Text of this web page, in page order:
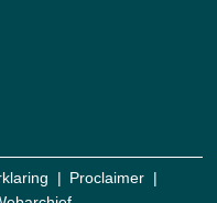
Proclaimer